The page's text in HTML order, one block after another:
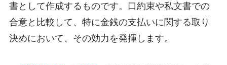
書として作成するものです。口約束や私文書での
合意と比較して、特に金銭の支払いに関する取り
決めにおいて、その効力を発揮します。